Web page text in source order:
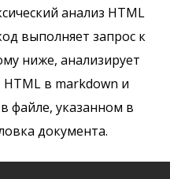
анализ HTML
выполняет запрос к
ниже, анализирует
в markdown и
файле, указанном в
документа.